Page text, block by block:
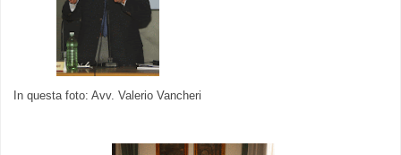
In questa foto: Avv. Valerio Vancheri